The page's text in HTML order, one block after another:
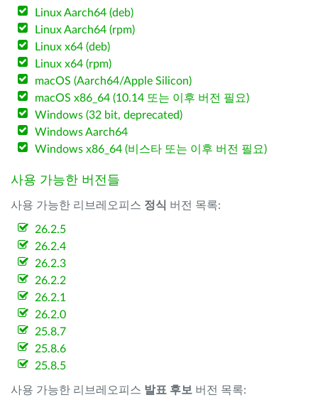
Linux Aarch64 (deb)
Linux Aarch64 (rpm)
Linux x64 (deb)
Linux x64 (rpm)
macOS (Aarch64/Apple Silicon)
macOS x86_64 (10.14 또는 이후 버전 필요)
Windows (32 bit, deprecated)
Windows Aarch64
Windows x86_64 (비스타 또는 이후 버전 필요)
사용 가능한 버전들
사용 가능한 리브레오피스 정식 버전 목록:
26.2.5
26.2.4
26.2.3
26.2.2
26.2.1
26.2.0
25.8.7
25.8.6
25.8.5
사용 가능한 리브레오피스 발표 후보 버전 목록: